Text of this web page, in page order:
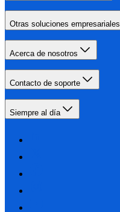
Otras soluciones empresariales
Acerca de nosotros
Contacto de soporte
Siempre al día